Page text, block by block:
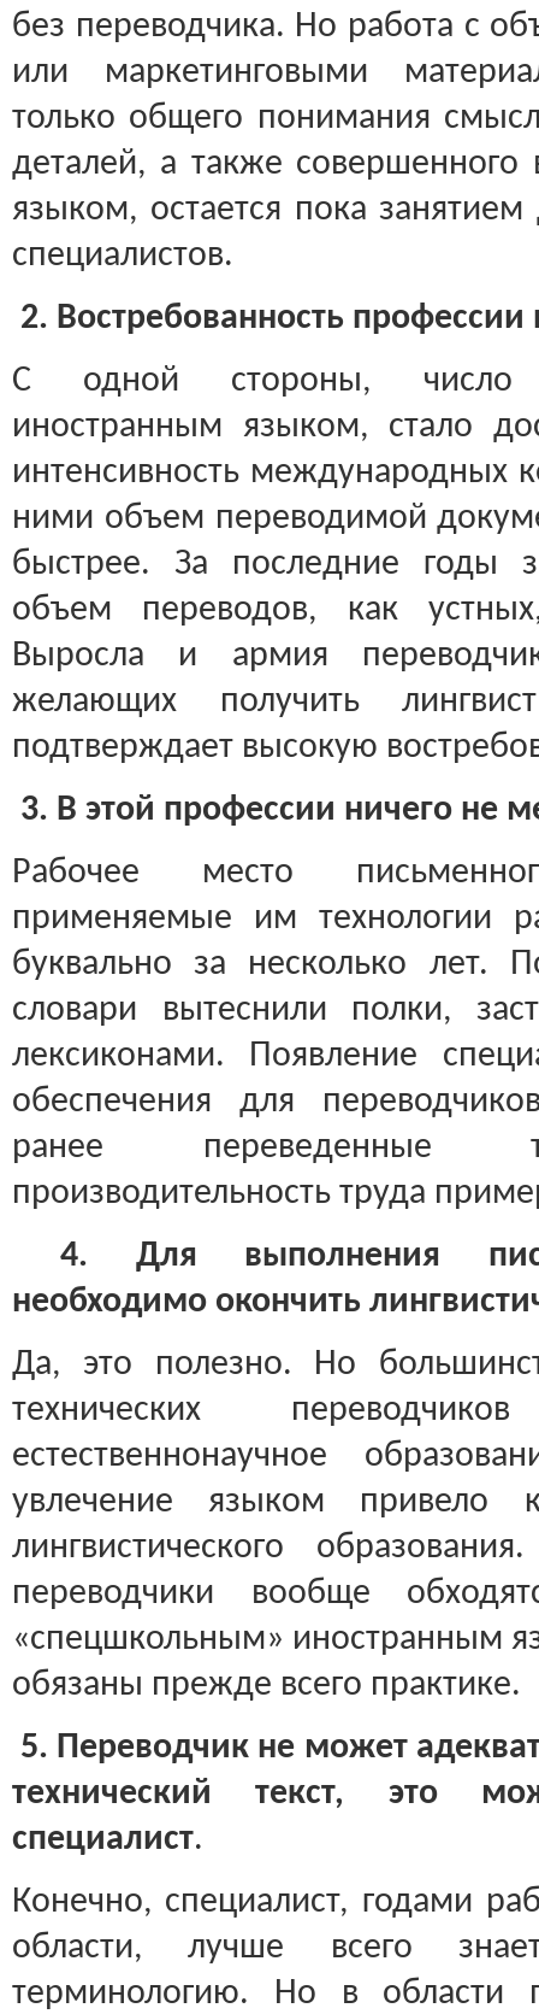
без переводчика. Но работа с
или маркетинговыми
только общего понимания
деталей, а также
языком, остается пока
специалистов.
2. Востребованность
С одной стороны, число
иностранным языком, стало
интенсивность международных
ними объем переводимой
быстрее. За последние годы
объем переводов, как
Выросла и армия
желающих получить
подтверждает высокую
3. В этой профессии ничего не
Рабочее место
применяемые им технологии
буквально за несколько лет.
словари вытеснили полки,
лексиконами. Появление
обеспечения для
ранее переведенные
производительность труда
4. Для выполнения
необходимо окончить
Да, это полезно. Но
технических
естественнонаучное
увлечение языком привело
лингвистического
переводчики вообще
«спецшкольным» иностранным
обязаны прежде всего практике.
5. Переводчик не может
технический текст, это
специалист.
Конечно, специалист, годами
области, лучше всего
терминологию. Но в области